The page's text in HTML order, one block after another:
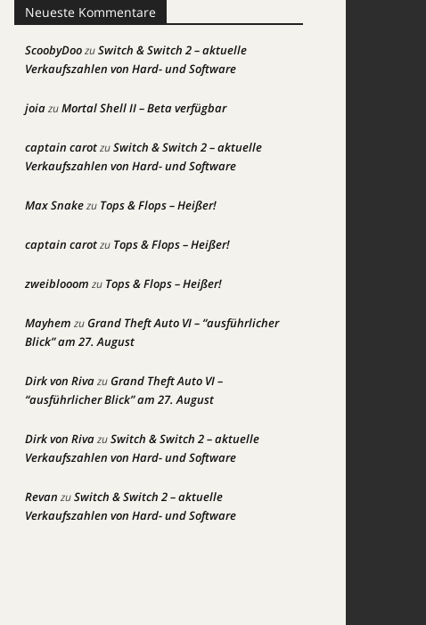
Neueste Kommentare
ScoobyDoozuSwitch & Switch 2 – aktuelle
Verkaufszahlen von Hard- und Software
joiazuMortal Shell II – Beta verfügbar
captain carotzuSwitch & Switch 2 – aktuelle
Verkaufszahlen von Hard- und Software
Max Snakezu Tops & Flops – Heißer!
captain carotzu Tops & Flops – Heißer!
zweiblooom zu Tops & Flops – Heißer!
Mayhem zuGrand Theft Auto VI – “ausführlicher
Blick” am 27. August
Dirk von RivazuGrand Theft Auto VI –
“ausführlicher Blick” am 27. August
Dirk von RivazuSwitch & Switch 2 – aktuelle
Verkaufszahlen von Hard- und Software
Revan zuSwitch & Switch 2 – aktuelle
Verkaufszahlen von Hard- und Software